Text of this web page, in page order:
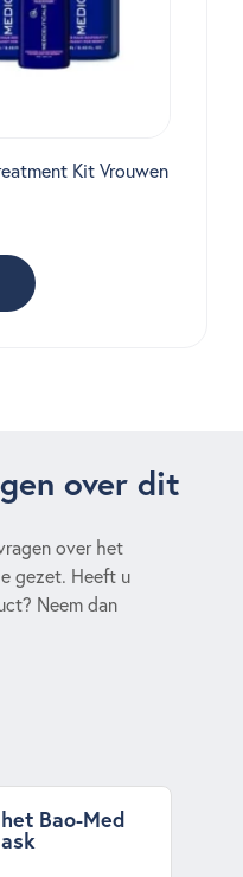
Kit Vrouwen
over dit
over het
gezet. Heeft u
Neem dan
Bao-Med